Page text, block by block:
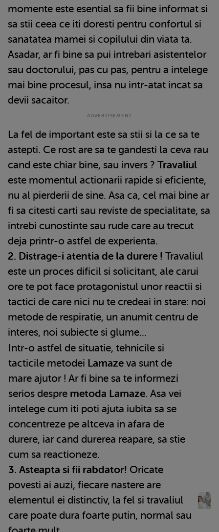
momente este esential sa fii bine informat si
sa stii ceea ce iti doresti pentru confortul si
sanatatea mamei si copilului din viata ta.
Asadar, ar fi bine sa pui intrebari asistentelor
sau doctorului, pas cu pas, pentru a intelege
mai bine procesul, insa nu intr-atat incat sa
devii sacaitor.
La fel de important este sa stii si la ce sa te
astepti. Ce rost are sa te gandesti la ceva rau
cand este chiar bine, sau invers ? Travaliul
este momentul actionarii rapide si eficiente,
nu al pierderii de sine. Asa ca, cel mai bine ar
fi sa citesti carti sau reviste de specialitate, sa
intrebi cunostinte sau rude care au trecut
deja printr-o astfel de experienta.
2. Distrage-i atentia de la durere ! Travaliul
este un proces dificil si solicitant, ale carui
ore te pot face protagonistul unor reactii si
tactici de care nici nu te credeai in stare: noi
metode de respiratie, un anumit centru de
interes, noi subiecte si glume...
Intr-o astfel de situatie, tehnicile si
tacticile metodei Lamaze va sunt de
mare ajutor ! Ar fi bine sa te informezi
serios despre metoda Lamaze. Asa vei
intelege cum iti poti ajuta iubita sa se
concentreze pe altceva in afara de
durere, iar cand durerea reapare, sa stie
cum sa reactioneze.
3. Asteapta si fii rabdator! Oricate
povesti ai auzi, fiecare nastere are
elementul ei distinctiv, la fel si travaliul
care poate dura foarte putin, normal sau